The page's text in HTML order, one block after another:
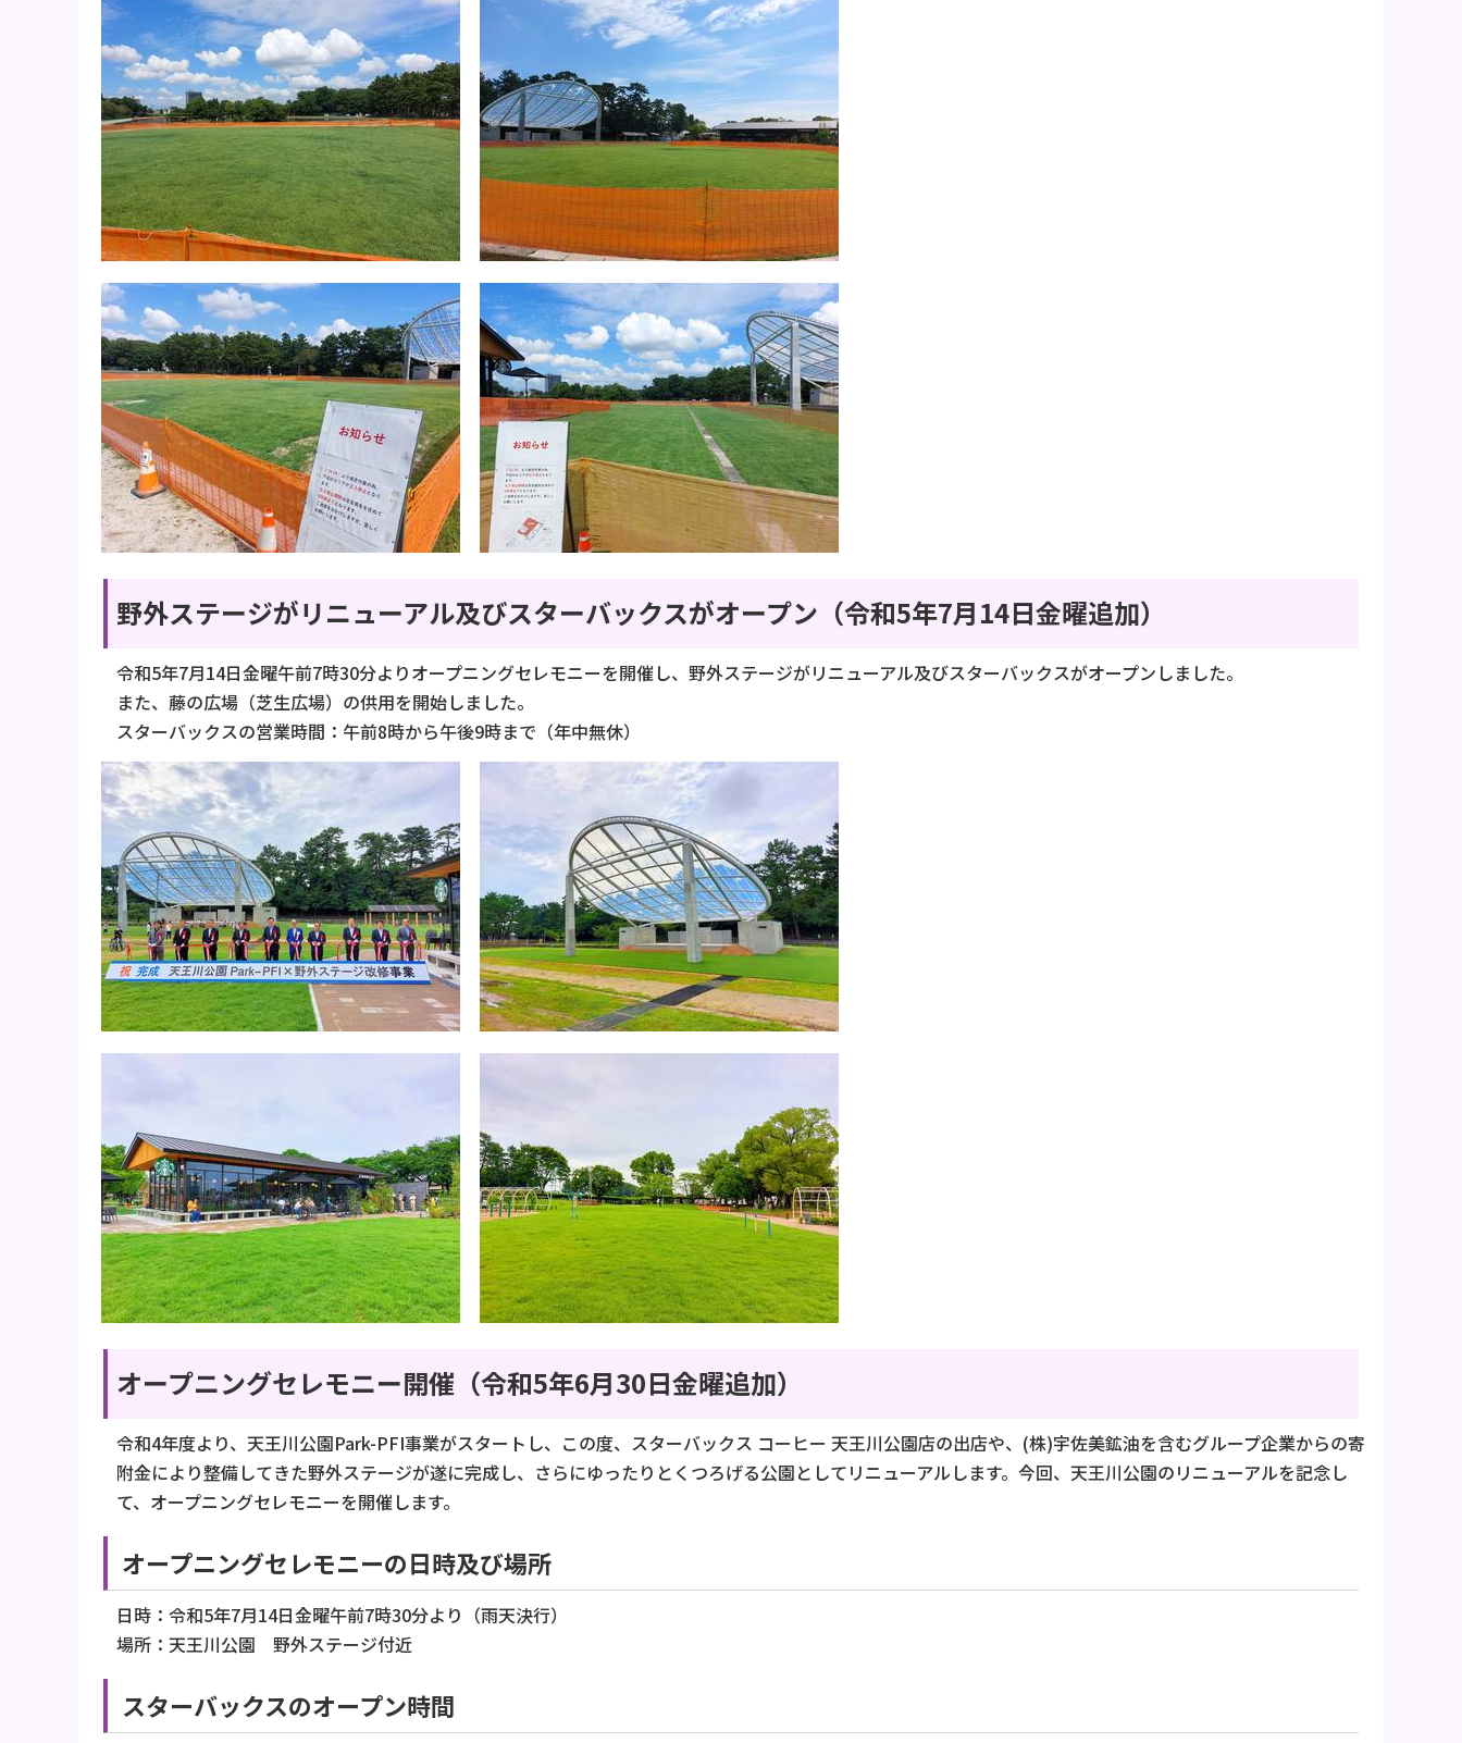
野外ステージがリニューアル及びスターバックスがオープン（令和5年7月14日金曜追加）
令和5年7月14日金曜午前7時30分よりオープニングセレモニーを開催し、野外ステージがリニューアル及びスターバックスがオープンしました。
また、藤の広場（芝生広場）の供用を開始しました。
スターバックスの営業時間：午前8時から午後9時まで（年中無休）
オープニングセレモニー開催（令和5年6月30日金曜追加）
令和4年度より、天王川公園Park-PFI事業がスタートし、この度、スターバックス コーヒー 天王川公園店の出店や、(株)宇佐美鉱油を含むグループ企業からの寄
附金により整備してきた野外ステージが遂に完成し、さらにゆったりとくつろげる公園としてリニューアルします。今回、天王川公園のリニューアルを記念し
て、オープニングセレモニーを開催します。
オープニングセレモニーの日時及び場所
日時：令和5年7月14日金曜午前7時30分より（雨天決行）
場所：天王川公園 野外ステージ付近
スターバックスのオープン時間